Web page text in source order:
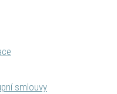
smlouvy